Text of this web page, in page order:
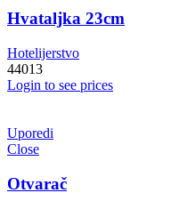
Hvataljka 23cm
Hotelijerstvo
44013
Login to see prices
Uporedi
Close
Otvarač